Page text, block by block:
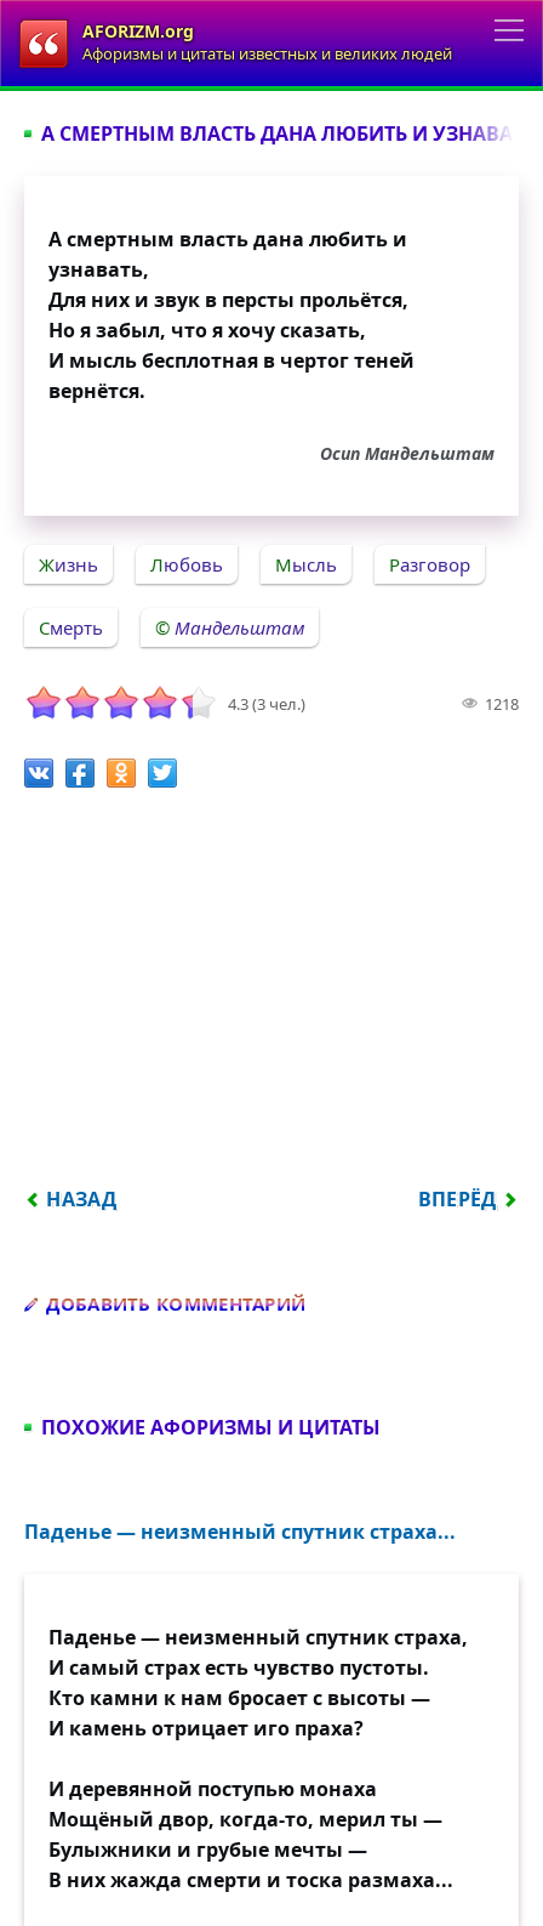
AFORIZM.org
Афоризмы и цитаты известных и великих людей
А СМЕРТНЫМ ВЛАСТЬ ДАНА ЛЮБИТЬ И
А смертным власть дана любить и
узнавать,
Для них и звук в персты прольётся,
Но я забыл, что я хочу сказать,
И мысль бесплотная в чертог теней
вернётся.
Осип Мандельштам
Жизнь Любовь Мысль Разговор
Смерть Мандельштам
4.3 (3 чел.) 1218
ПРЕДЫДУЩИЙ: Я СКАЖУ ЭТО НАЧЕРНО,
НАЗАД ВПЕРЁД
ДОБАВИТЬ КОММЕНТАРИЙ
ПОХОЖИЕ АФОРИЗМЫ И ЦИТАТЫ
Паденье — неизменный спутник страха...
Паденье — неизменный спутник страха,
И самый страх есть чувство пустоты.
Кто камни к нам бросает с высоты —
И камень отрицает иго праха?
И деревянной поступью монаха
Мощёный двор, когда-то, мерил ты —
Булыжники и грубые мечты —
В них жажда смерти и тоска размаха...